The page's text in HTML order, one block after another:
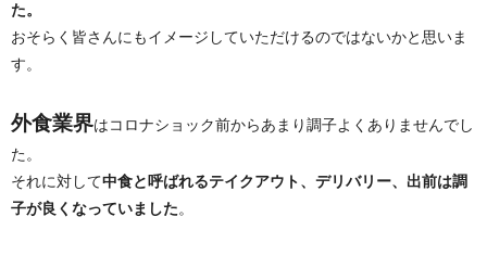
た。
おそらく皆さんにもイメージしていただけるのではないかと思いま
す。
外食業界はコロナショック前からあまり調子よくありませんでし
た。
それに対して中食と呼ばれるテイクアウト、デリバリー、出前は調
子が良くなっていました 。